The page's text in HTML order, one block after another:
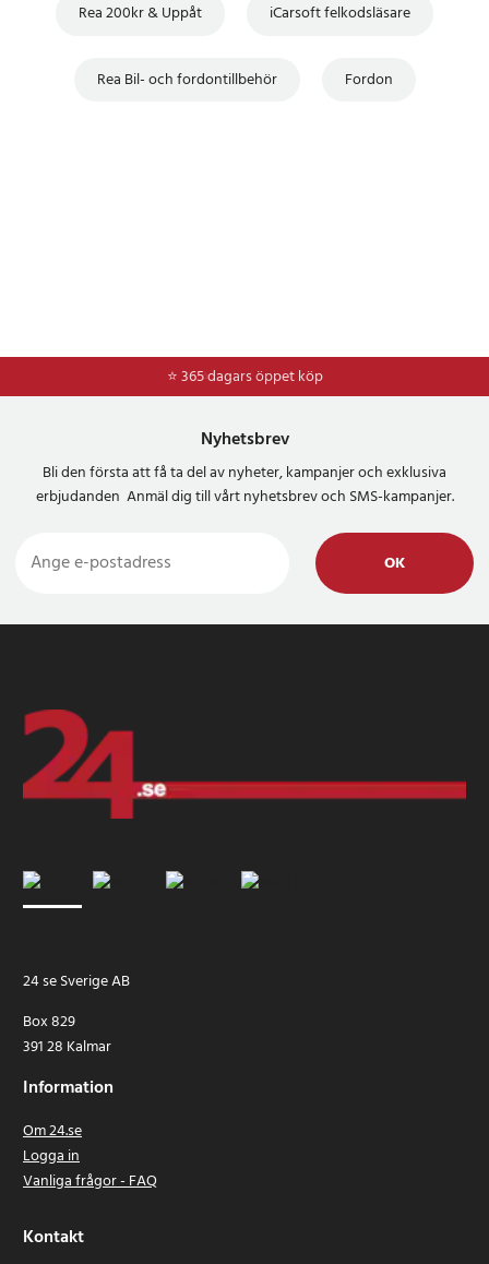
Rea 200kr & Uppåt iCarsoft felkodsläsare
Rea Bil- och fordontillbehör Fordon
⭐ 365 dagars öppet köp
⭐Frakt 49kr *
Nyhetsbrev
Bli den första att få ta del av nyheter, kampanjer och exklusiva
erbjudanden Anmäl dig till vårt nyhetsbrev och SMS-kampanjer.
OK
24 se Sverige AB
Box 829
391 28 Kalmar
Information
Om 24.se
Logga in
Vanliga frågor - FAQ
Kontakt